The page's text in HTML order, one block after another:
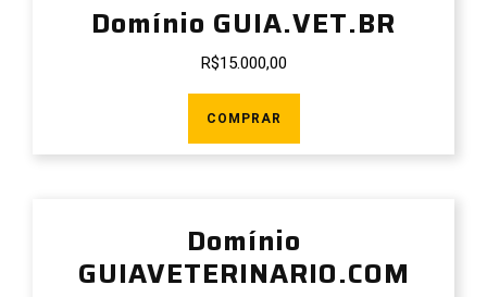
Domínio GUIA.VET.BR
R$15.000,00
COMPRAR
Domínio
GUIAVETERINARIO.COM